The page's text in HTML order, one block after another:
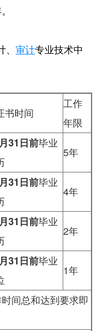
审计专业技术中
书时间
工作
年限
31日前毕业
5年
31日前毕业
4年
31日前毕业
2年
31日前毕业
1年
间总和达到要求即